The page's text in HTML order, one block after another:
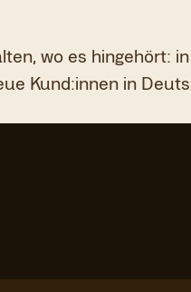
wo es hingehört:
Kund:innen in